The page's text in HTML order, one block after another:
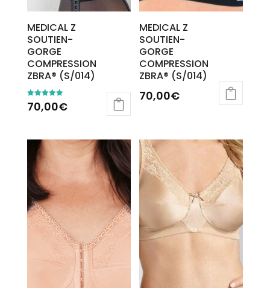
MEDICAL Z
SOUTIEN-
GORGE
COMPRESSION
ZBRA® (S/014)
Note
5.00
70,00€
MEDICAL Z
SOUTIEN-
GORGE
COMPRESSION
ZBRA® (S/014)
70,00€